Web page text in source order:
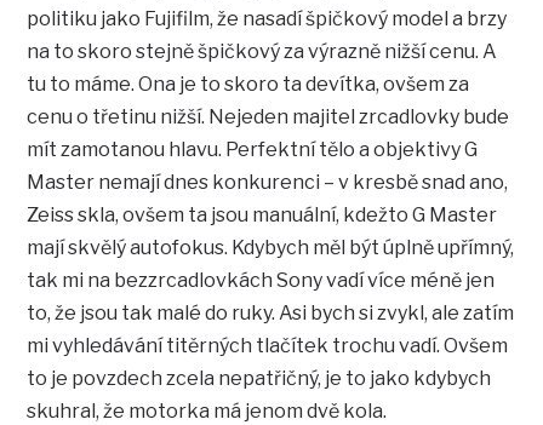
politiku jako Fujifilm, že nasadí špičkový model a brzy
na to skoro stejně špičkový za výrazně nižší cenu. A
tu to máme. Ona je to skoro ta devítka, ovšem za
cenu o třetinu nižší. Nejeden majitel zrcadlovky bude
mít zamotanou hlavu. Perfektní tělo a objektivy G
Master nemají dnes konkurenci – v kresbě snad ano,
Zeiss skla, ovšem ta jsou manuální, kdežto G Master
mají skvělý autofokus. Kdybych měl být úplně upřímný,
tak mi na bezzrcadlovkách Sony vadí více méně jen
to, že jsou tak malé do ruky. Asi bych si zvykl, ale zatím
mi vyhledávání titěrných tlačítek trochu vadí. Ovšem
to je povzdech zcela nepatřičný, je to jako kdybych
skuhral, že motorka má jenom dvě kola.